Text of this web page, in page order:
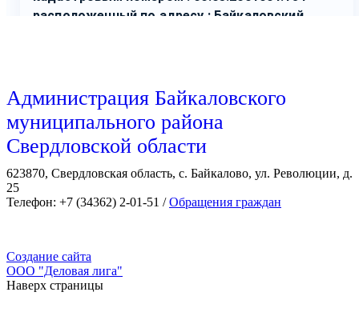
Администрация Байкаловского
муниципального района
Свердловской области
623870, Свердловская область, с. Байкалово, ул. Революции, д.
25
Телефон: +7 (34362) 2-01-51 /Обращения граждан
Создание сайта
ООО "Деловая лига"
Наверх страницы